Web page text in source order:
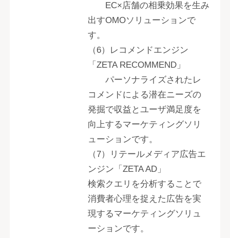
EC×店舗の相乗効果を生み
出すOMOソリューションで
す。
（6）レコメンドエンジン
「ZETA RECOMMEND」
パーソナライズされたレ
コメンドによる潜在ニーズの
発掘で収益とユーザ満足度を
向上するマーケティングソリ
ューションです。
（7）リテールメディア広告エ
ンジン「ZETA AD」
検索クエリを分析することで
消費者心理を捉えた広告を実
現するマーケティングソリュ
ーションです。